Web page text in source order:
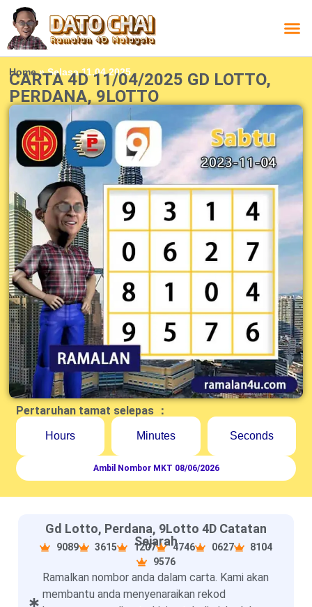
Home»Selasa 11.04.2025
CARTA 4D 11/04/2025 GD LOTTO,
PERDANA, 9LOTTO
Pertaruhan tamat selepas ：
Hours Minutes Seconds
Ambil Nombor MKT 08/06/2026
Gd Lotto, Perdana, 9Lotto 4D Catatan
Sejarah
9089 3615 1207 4746 0627
8104
9576
Ramalkan nombor anda dalam carta. Kami akan
membantu anda menyenaraikan rekod